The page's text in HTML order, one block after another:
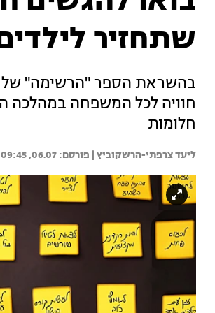
שתחזיר
בהשראת הספר "הרשימה" של
חוויה לכל המשפחה במהלכה
חלומות
ליעד צרפתי-הרשקוביץ | 06.07, 09:45